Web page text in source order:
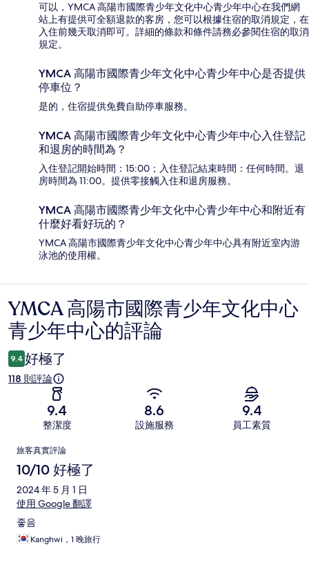
可以，YMCA 高陽市國際青少年文化中心青少年中心在我們網
站上有提供可全額退款的客房，您可以根據住宿的取消規定，在
入住前幾天取消即可。詳細的條款和條件請務必參閱住宿的取消
規定。
YMCA 高陽市國際青少年文化中心青少年中心是否提供
停車位？
是的，住宿提供免費自助停車服務。
YMCA 高陽市國際青少年文化中心青少年中心入住登記
和退房的時間為？
入住登記開始時間：15:00；入住登記結束時間：任何時間。退
房時間為 11:00。提供零接觸入住和退房服務。
YMCA 高陽市國際青少年文化中心青少年中心和附近有
什麼好看好玩的？
YMCA 高陽市國際青少年文化中心青少年中心具有附近室內游
泳池的使用權。
評
論
YMCA 高陽市國際青少年文化中心
青少年中心的評論
9.4 好極了
118 則評論
9.4
整潔度
8.6
設施服務
9.4
員工素質
評
論
旅客真實評論
10/10 好極了
2024 年 5 月 1 日
使用 Google 翻譯
좋음
Kanghwi，1 晚旅行